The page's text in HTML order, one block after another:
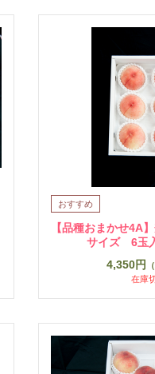
【品種おまかせ4A
サイズ 6玉
4,350円
在庫